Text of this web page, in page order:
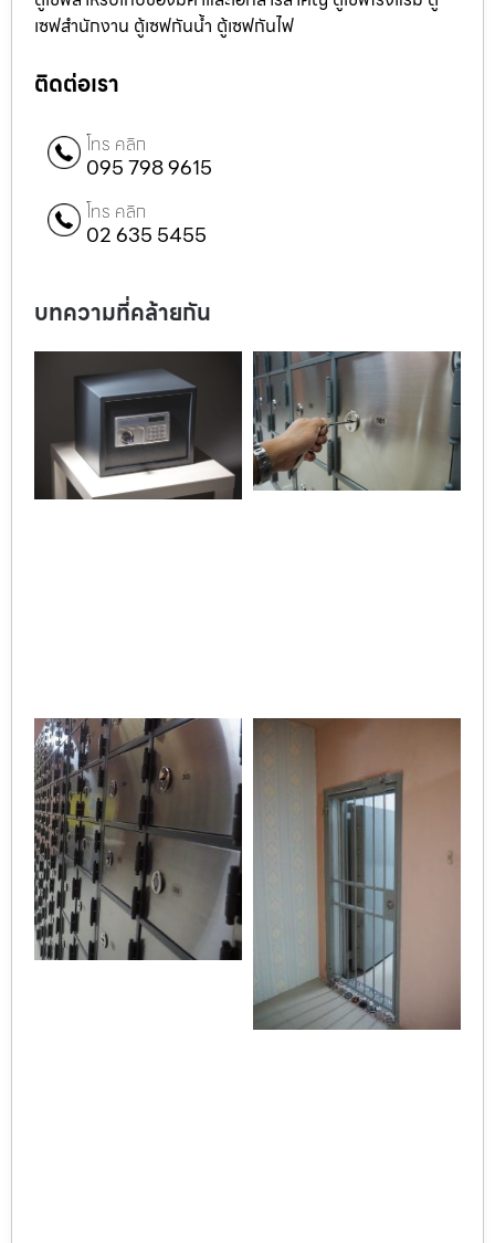
เซฟสำนักงาน ตู้เซฟกันน้ำ ตู้เซฟกันไฟ
ติดต่อเรา
โทร คลิก
095 798 9615
โทร คลิก
02 635 5455
บทความที่คล้ายกัน